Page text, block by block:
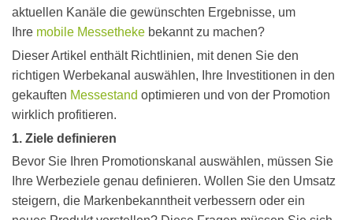
aktuellen Kanäle die gewünschten Ergebnisse, um
Ihre mobile Messetheke bekannt zu machen?
Dieser Artikel enthält Richtlinien, mit denen Sie den
richtigen Werbekanal auswählen, Ihre Investitionen in den
gekauften Messestand optimieren und von der Promotion
wirklich profitieren.
1. Ziele definieren
Bevor Sie Ihren Promotionskanal auswählen, müssen Sie
Ihre Werbeziele genau definieren. Wollen Sie den Umsatz
steigern, die Markenbekanntheit verbessern oder ein